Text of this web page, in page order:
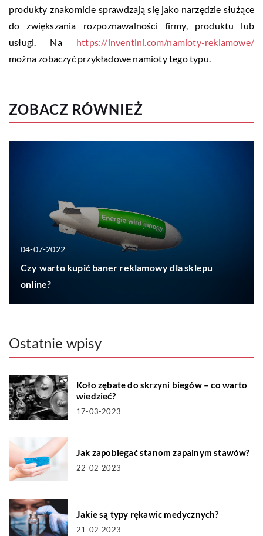
produkty znakomicie sprawdzają się jako narzędzie służące
do zwiększania rozpoznawalności firmy, produktu lub
usługi. Na https://inventini.com/namioty-reklamowe/
można zobaczyć przykładowe namioty tego typu.
ZOBACZ RÓWNIEŻ
04-07-2022
Czy warto kupić baner reklamowy dla sklepu
online?
Ostatnie wpisy
Koło zębate do skrzyni biegów – co warto
wiedzieć?
17-03-2023
Jak zapobiegać stanom zapalnym stawów?
22-02-2023
Jakie są typy rękawic medycznych?
21-02-2023